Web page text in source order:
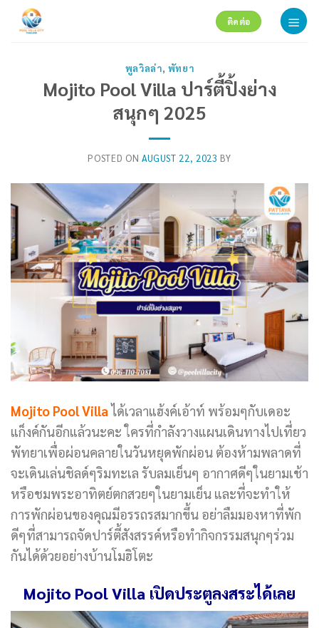
ติดต่อ
พูลวิลล่า, พัทยา
Mojito Pool Villa ปาร์ตี้ปิ้งย่าง
สนุกๆ 2025
POSTED ON AUGUST 22, 2023 BY
Mojito Pool Villaได้เวลาแฮ้งค์เอ้าท์ พร้อมๆกับเดอะ
แก็งค์กันอีกแล้วนะคะ ใครที่กำลังวางแผนเดินทางไปเที่ยว
พัทยาเพื่อผ่อนคลายในวันหยุดพักผ่อน ต้องห้ามพลาดที่
จะเดินเล่นชิลด์ๆริมทะเล รับลมเย็นๆ อากาศดีๆในยามเช้า
หรือชมพระอาทิตย์ตกสวยๆในยามเย็น และที่จะทำให้
การพักผ่อนของคุณมีอรรถรสมากขึ้น อย่าลืมมองหาที่พัก
ดีๆที่สามารถจัดปาร์ตี้สังสรรค์หรือทำกิจกรรมสนุกๆร่วม
กันได้ด้วยอย่างบ้านโมฮิโตะ
Mojito Pool Villa เปิดประตูลงสระได้เลย